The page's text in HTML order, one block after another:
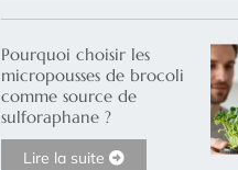
Pourquoi choisir les
micropousses de brocoli
comme source de
sulforaphane ?
Lire la suite